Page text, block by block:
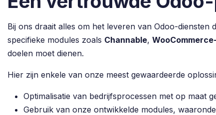
Bij ons draait alles om het leveren van Odoo-
specifieke modules zoals Channable,
doelen moet dienen.
Hier zijn enkele van onze meest gewaardeerde
Optimalisatie van bedrijfsprocessen met op maat
Gebruik van onze ontwikkelde modules,